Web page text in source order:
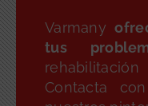
Varmany
tus
Contacta